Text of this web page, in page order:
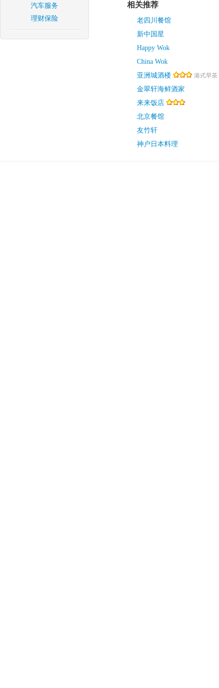
汽车服务
理财保险
相关推荐
老四川餐馆
新中国星
Happy Wok
China Wok
亚洲城酒楼
港式早茶
金翠轩海鲜酒家
来来饭店
北京餐馆
友竹轩
神户日本料理